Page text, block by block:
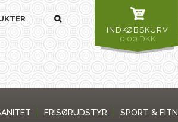
INDKØBSKURV
0,00 DKK
FRISØRUDSTYR SPORT &